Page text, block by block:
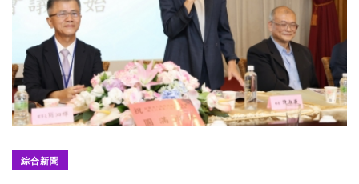
綜合新聞